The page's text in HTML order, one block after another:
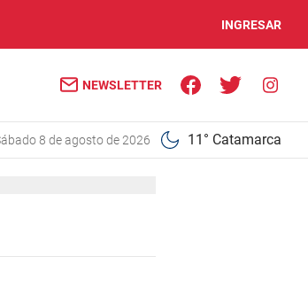
INGRESAR
NEWSLETTER
sábado 8 de agosto de 2026 11° Catamarca